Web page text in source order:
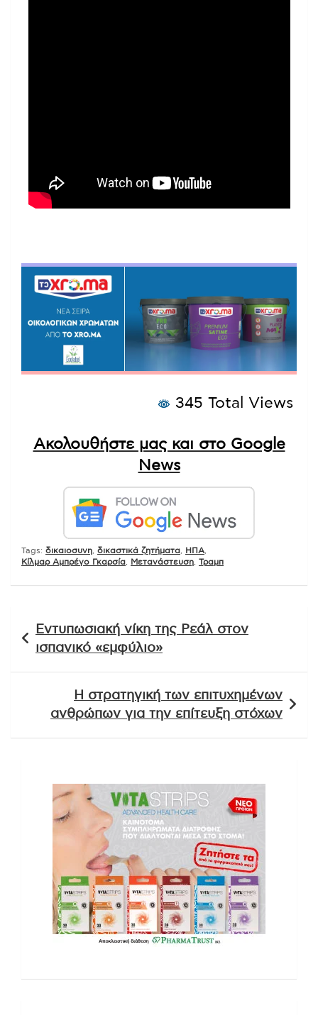
345 Total Views
Ακολουθήστε μας και στο Google
News
Tags: δικαιοσυνη δικαστικά ζητήματα ΗΠΑ
Κίλμαρ Αμπρέγο Γκαρσία
Μετανάστευση Τραμπ
άρθρων
Εντυπωσιακή νίκη της Ρεάλ στον
ισπανικό «εμφύλιο»
Η στρατηγική των επιτυχημένων
ανθρώπων για την επίτευξη στόχων